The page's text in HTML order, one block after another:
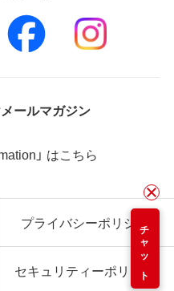
チャット
ールマガジン
」 はこちら
プライバシーポリシー
セキュリティーポリシー